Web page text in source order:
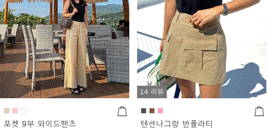
포켓 9부 와이드팬츠
14 리뷰
텐션나그랑 반폴라티